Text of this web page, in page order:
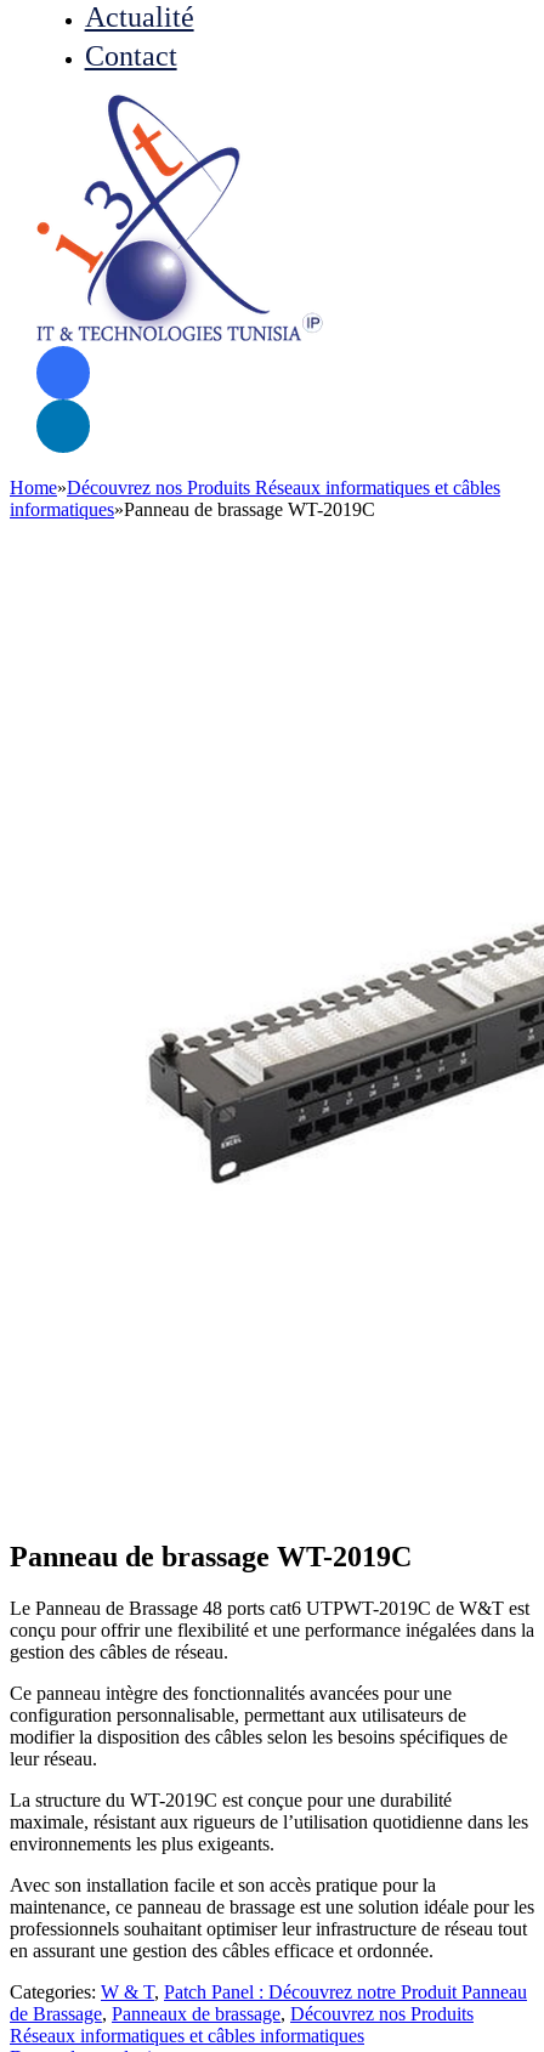
Actualité
Contact
Home»Découvrez nos Produits Réseaux informatiques et câbles
informatiques»Panneau de brassage WT-2019C
Panneau de brassage WT-2019C
Le Panneau de Brassage 48 ports cat6 UTPWT-2019C de W&T est
conçu pour offrir une flexibilité et une performance inégalées dans la
gestion des câbles de réseau.
Ce panneau intègre des fonctionnalités avancées pour une
configuration personnalisable, permettant aux utilisateurs de
modifier la disposition des câbles selon les besoins spécifiques de
leur réseau.
La structure du WT-2019C est conçue pour une durabilité
maximale, résistant aux rigueurs de l’utilisation quotidienne dans les
environnements les plus exigeants.
Avec son installation facile et son accès pratique pour la
maintenance, ce panneau de brassage est une solution idéale pour les
professionnels souhaitant optimiser leur infrastructure de réseau tout
en assurant une gestion des câbles efficace et ordonnée.
Categories: W & T, Patch Panel : Découvrez notre Produit Panneau
de Brassage, Panneaux de brassage, Découvrez nos Produits
Réseaux informatiques et câbles informatiques